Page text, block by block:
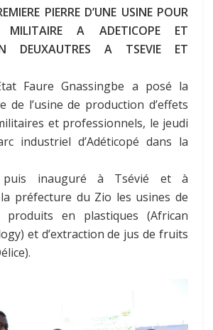
PIERRE D’UNE USINE POUR
MILITAIRE A ADETICOPE ET
DEUXAUTRES A TSEVIE ET
Faure Gnassingbe a posé la
de l’usine de production d’effets
et professionnels, le jeudi
industriel d’Adéticopé dans la
puis inauguré à Tsévié et à
préfecture du Zio les usines de
produits en plastiques (African
et d’extraction de jus de fruits